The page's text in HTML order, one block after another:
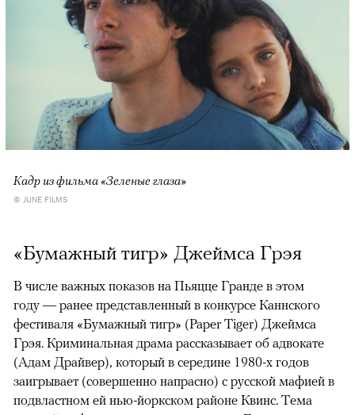
Кадр из фильма «Зеленые глаза»
© JUNE FILMS
«Бумажный тигр» Джеймса Грэя
В числе важных показов на Пьяцце Гранде в этом
году — ранее представленный в конкурсе Каннского
фестиваля «Бумажный тигр» (Paper Tiger) Джеймса
Грэя. Криминальная драма рассказывает об адвокате
(Адам Драйвер), который в середине 1980-х годов
заигрывает (совершенно напрасно) с русской мафией в
подвластном ей нью-йоркском районе Квинс. Тема